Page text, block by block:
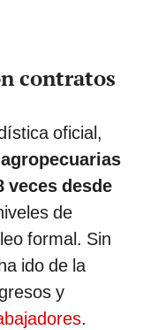
contratos
oficial,
veces desde
de
formal. Sin
ido de la
y
.